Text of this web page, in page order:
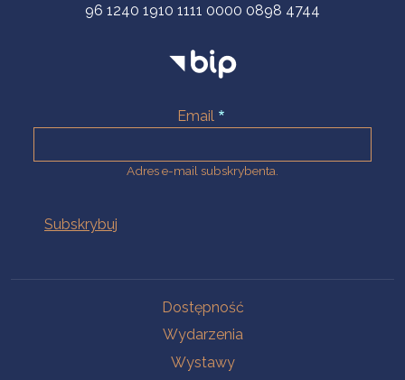
96 1240 1910 1111 0000 0898 4744
Email
Adres e-mail subskrybenta.
Dostępność
Wydarzenia
Wystawy